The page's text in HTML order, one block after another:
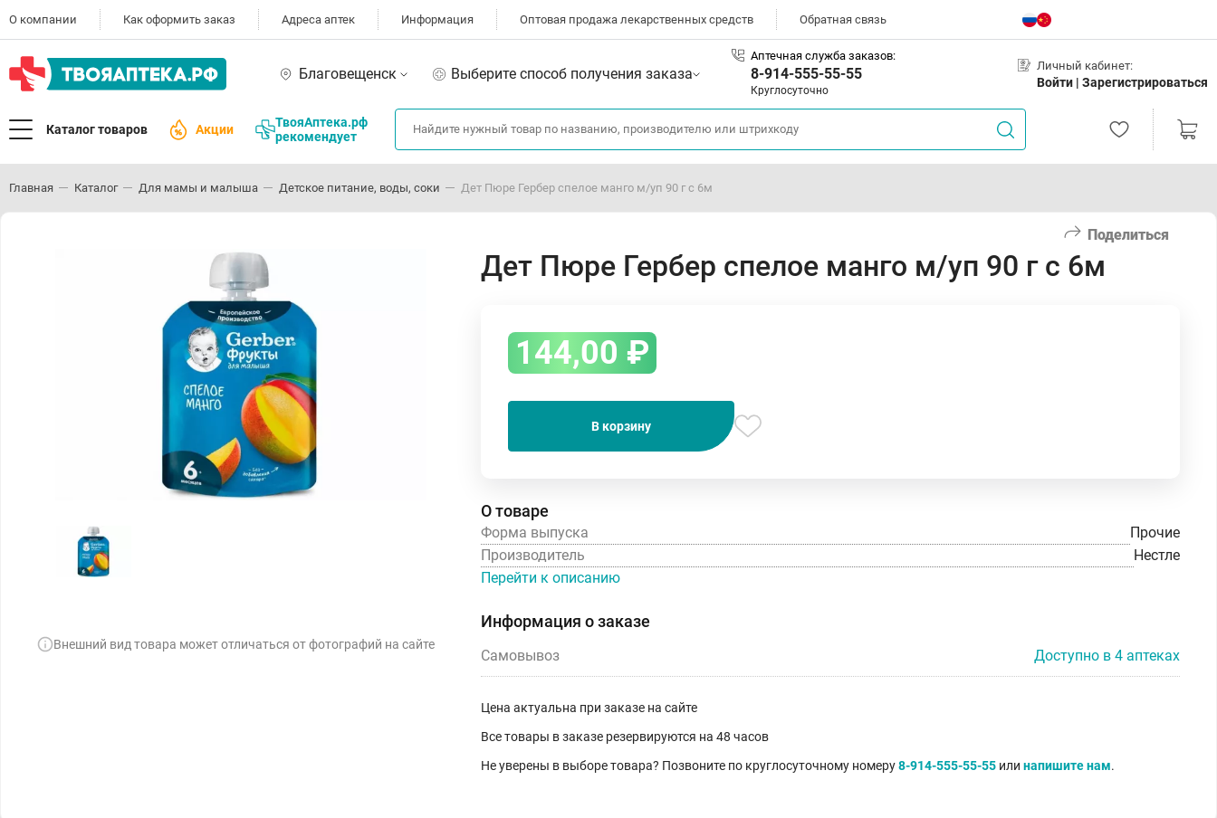
О компании Как оформить заказ Адреса аптек Информация Оптовая продажа лекарственных средств Обратная связь
Благовещенск Выберите способ получения заказа
Аптечная служба заказов:
8-914-555-55-55
Круглосуточно
Личный кабинет:
Войти | Зарегистрироваться
Каталог товаров Акции
ТвояАптека.рф
рекомендует
Главная Каталог Для мамы и малыша Детское питание, воды, соки Дет Пюре Гербер спелое манго м/уп 90 г с 6м
Поделиться
Внешний вид товара может отличаться от фотографий на сайте
Дет Пюре Гербер спелое манго м/уп 90 г с 6м
144,00 ₽
В корзину
О товаре
Форма выпуска
Прочие
Производитель
Нестле
Перейти к описанию
Информация о заказе
Самовывоз Доступно в 4 аптеках
Цена актуальна при заказе на сайте
Все товары в заказе резервируются на 48 часов
Не уверены в выборе товара? Позвоните по круглосуточному номеру8-914-555-55-55 или напишите нам.